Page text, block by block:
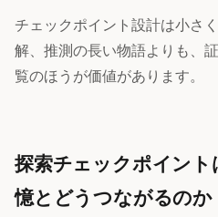
チェックポイント設計は小さ
解、推測の長い物語よりも、
覧のほうが価値があります。
探索チェックポイン
憶とどうつながるのか